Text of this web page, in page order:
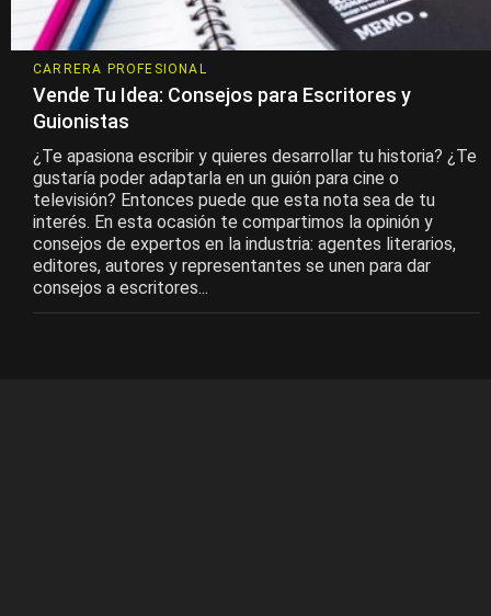
CARRERA PROFESIONAL
Vende Tu Idea: Consejos para Escritores y
Guionistas
¿Te apasiona escribir y quieres desarrollar tu historia? ¿Te
gustaría poder adaptarla en un guión para cine o
televisión? Entonces puede que esta nota sea de tu
interés. En esta ocasión te compartimos la opinión y
consejos de expertos en la industria: agentes literarios,
editores, autores y representantes se unen para dar
consejos a escritores...